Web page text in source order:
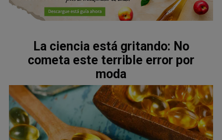
La ciencia está gritando: No
cometa este terrible error por
moda